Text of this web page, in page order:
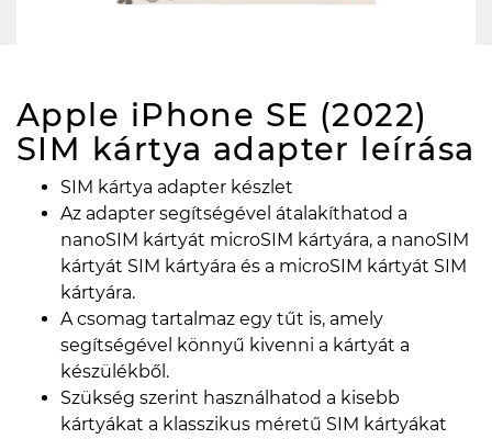
Apple iPhone SE (2022)
SIM kártya adapter leírása
SIM kártya adapter készlet
Az adapter segítségével átalakíthatod a
nanoSIM kártyát microSIM kártyára, a nanoSIM
kártyát SIM kártyára és a microSIM kártyát SIM
kártyára.
A csomag tartalmaz egy tűt is, amely
segítségével könnyű kivenni a kártyát a
készülékből.
Szükség szerint használhatod a kisebb
kártyákat a klasszikus méretű SIM kártyákat